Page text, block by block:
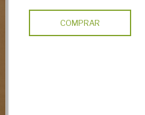
COMPRAR